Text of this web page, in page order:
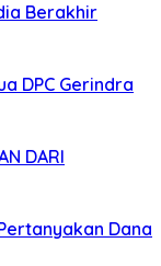
Berakhir
DPC Gerindra
DARI
Dana